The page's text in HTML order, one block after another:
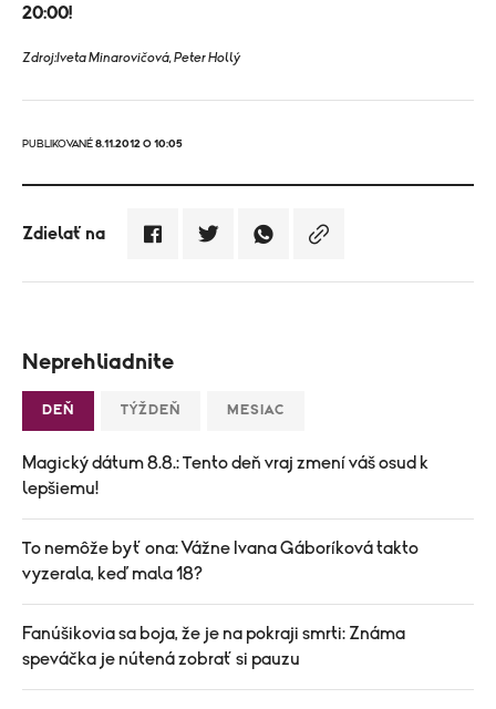
20:00!
Zdroj:Iveta Minarovičová, Peter Hollý
PUBLIKOVANÉ 8.11.2012 O 10:05
Zdielať na
Neprehliadnite
DEŇ TÝŽDEŇ MESIAC
Magický dátum 8.8.: Tento deň vraj zmení váš osud k
lepšiemu!
To nemôže byť ona: Vážne Ivana Gáboríková takto
vyzerala, keď mala 18?
Fanúšikovia sa boja, že je na pokraji smrti: Známa
speváčka je nútená zobrať si pauzu